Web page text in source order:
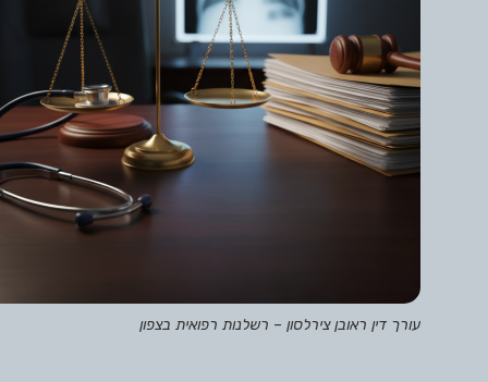
עורך דין ראובן צירלסון – רשלנות רפואית בצפון